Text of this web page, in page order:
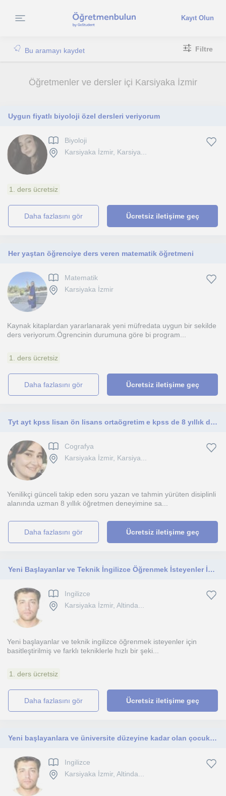
Kayıt Olun
Bu aramayı kaydet Filtre
Öğretmenler ve dersler içi Karsiyaka İzmir
Uygun fiyatlı biyoloji özel dersleri veriyorum
Biyoloji
Karsiyaka İzmir, Karsiya...
1. ders ücretsiz
daha fazlasını gör Ücretsiz iletişime geç
Her yaştan öğrenciye ders veren matematik öğretmeni
Matematik
Karsiyaka İzmir
Kaynak kitaplardan yararlanarak yeni müfredata uygun bir sekilde
ders veriyorum.Ögrencinin durumuna göre bi program...
1. ders ücretsiz
daha fazlasını gör Ücretsiz iletişime geç
Tyt ayt kpss lisan ön lisans ortaögretim e kpss de 8 yıllık deneyim sahibi
Cografya
Karsiyaka İzmir, Karsiya...
Yenilikçi günceli takip eden soru yazan ve tahmin yürüten disiplinli
alanında uzman 8 yıllık öğretmen deneyimine sa...
daha fazlasını gör Ücretsiz iletişime geç
Yeni Başlayanlar ve Teknik İngilizce Öğrenmek İsteyenler İçin
Ingilizce
Karsiyaka İzmir, Altinda...
Yeni başlayanlar ve teknik ingilizce öğrenmek isteyenler için
basitleştirilmiş ve farklı tekniklerle hızlı bir şeki...
1. ders ücretsiz
daha fazlasını gör Ücretsiz iletişime geç
Yeni başlayanlara ve üniversite düzeyine kadar olan çocuklara.
Ingilizce
Karsiyaka İzmir, Altinda...